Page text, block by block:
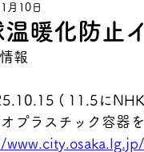
温暖化防止
月10日
報
( 11.5に
オプラスチック容器